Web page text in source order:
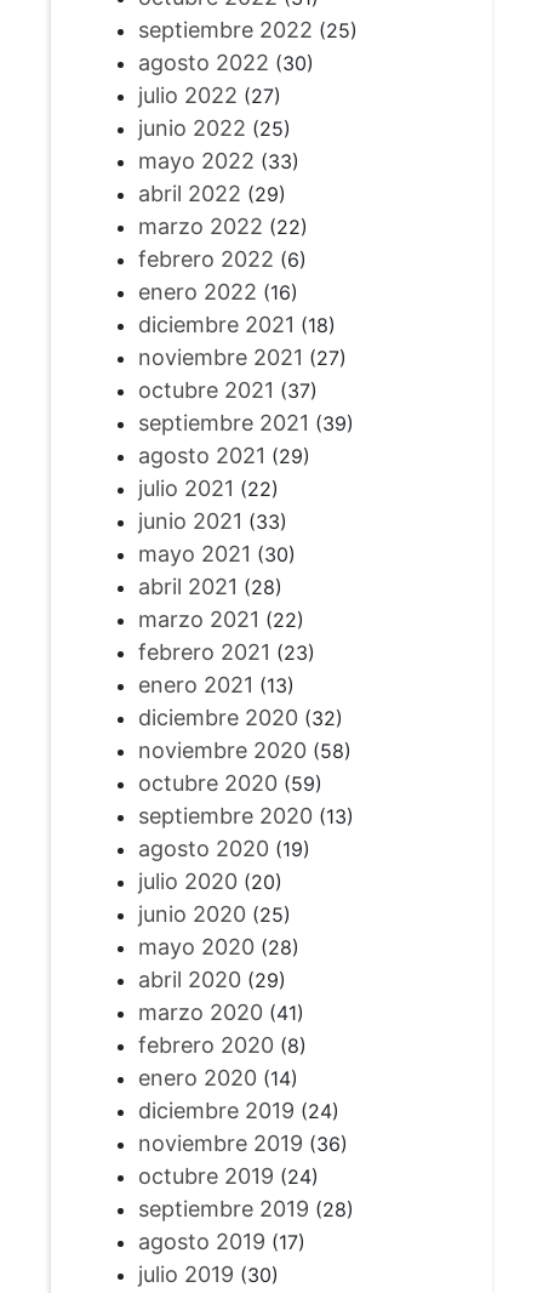
septiembre 2022 (25)
agosto 2022 (30)
julio 2022 (27)
junio 2022 (25)
mayo 2022 (33)
abril 2022 (29)
marzo 2022 (22)
febrero 2022 (6)
enero 2022 (16)
diciembre 2021 (18)
noviembre 2021 (27)
octubre 2021 (37)
septiembre 2021 (39)
agosto 2021 (29)
julio 2021 (22)
junio 2021 (33)
mayo 2021 (30)
abril 2021 (28)
marzo 2021 (22)
febrero 2021 (23)
enero 2021 (13)
diciembre 2020(32)
noviembre 2020(58)
octubre 2020(59)
septiembre 2020(13)
agosto 2020(19)
julio 2020(20)
junio 2020(25)
mayo 2020(28)
abril 2020(29)
marzo 2020(41)
febrero 2020(8)
enero 2020(14)
diciembre 2019 (24)
noviembre 2019 (36)
octubre 2019 (24)
septiembre 2019 (28)
agosto 2019 (17)
julio 2019 (30)